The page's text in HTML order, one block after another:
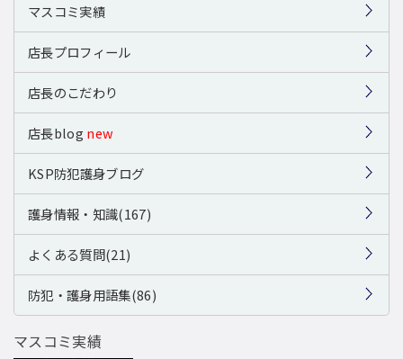
マスコミ実績
店長プロフィール
店長のこだわり
店長blog new
KSP防犯護身ブログ
護身情報・知識(167)
よくある質問(21)
防犯・護身用語集(86)
マスコミ実績